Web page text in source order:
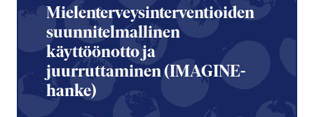
Mielenterveysinterventioiden
suunnitelmallinen
käyttöönotto ja
juurruttaminen (IMAGINE-
hanke)